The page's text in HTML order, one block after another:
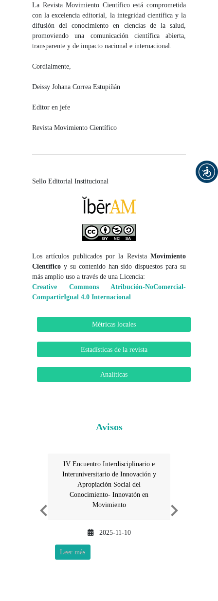
La Revista Movimiento Científico está comprometida
con la excelencia editorial, la integridad científica y la
difusión del conocimiento en ciencias de la salud,
promoviendo una comunicación científica abierta,
transparente y de impacto nacional e internacional.
Cordialmente,
Deissy Johana Correa Estupiñán
Editor en jefe
Revista Movimiento Científico
Sello Editorial Institucional
Los artículos publicados por la Revista Movimiento
Científico y su contenido han sido dispuestos para su
más amplio uso a través de una Licencia:
Creative Commons Atribución-NoComercial-
CompartirIgual 4.0 Internacional
Métricas locales
Estadísticas de la revista
Analíticas
Avisos
IV Encuentro Interdisciplinario e
Interuniversitario de Innovación y
Apropiación Social del
Conocimiento- Innovatón en
Movimiento
2025-11-10
Leer más
Previous Next